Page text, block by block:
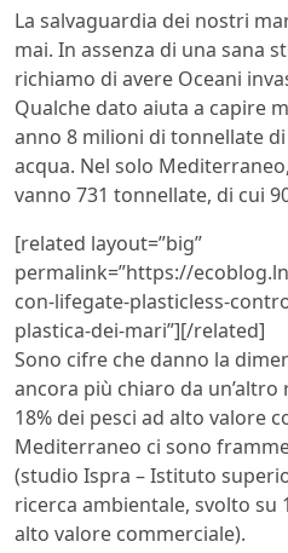
La salvaguardia dei nostri
mai. In assenza di una sana
richiamo di avere Oceani
Qualche dato aiuta a capire
anno 8 milioni di tonnellate
acqua. Nel solo
vanno 731 tonnellate, di cui
[related layout=”big”
permalink=”https://
con-lifegate-plasticless-
plastica-dei-mari”][/related]
Sono cifre che danno la
ancora più chiaro da
18% dei pesci ad alto valore
Mediterraneo ci sono
(studio Ispra – Istituto
ricerca ambientale, svolto su
alto valore commerciale).